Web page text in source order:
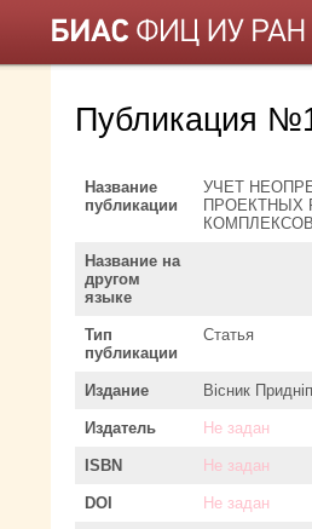
Публикация
Название
публикации
УЧЕТ
ПРОЕКТНЫХ
КОМПЛЕКСОВ
Название на
другом
языке
Тип
публикации
Статья
Издание Вісник
Издатель Не задан
ISBN Не задан
DOI Не задан